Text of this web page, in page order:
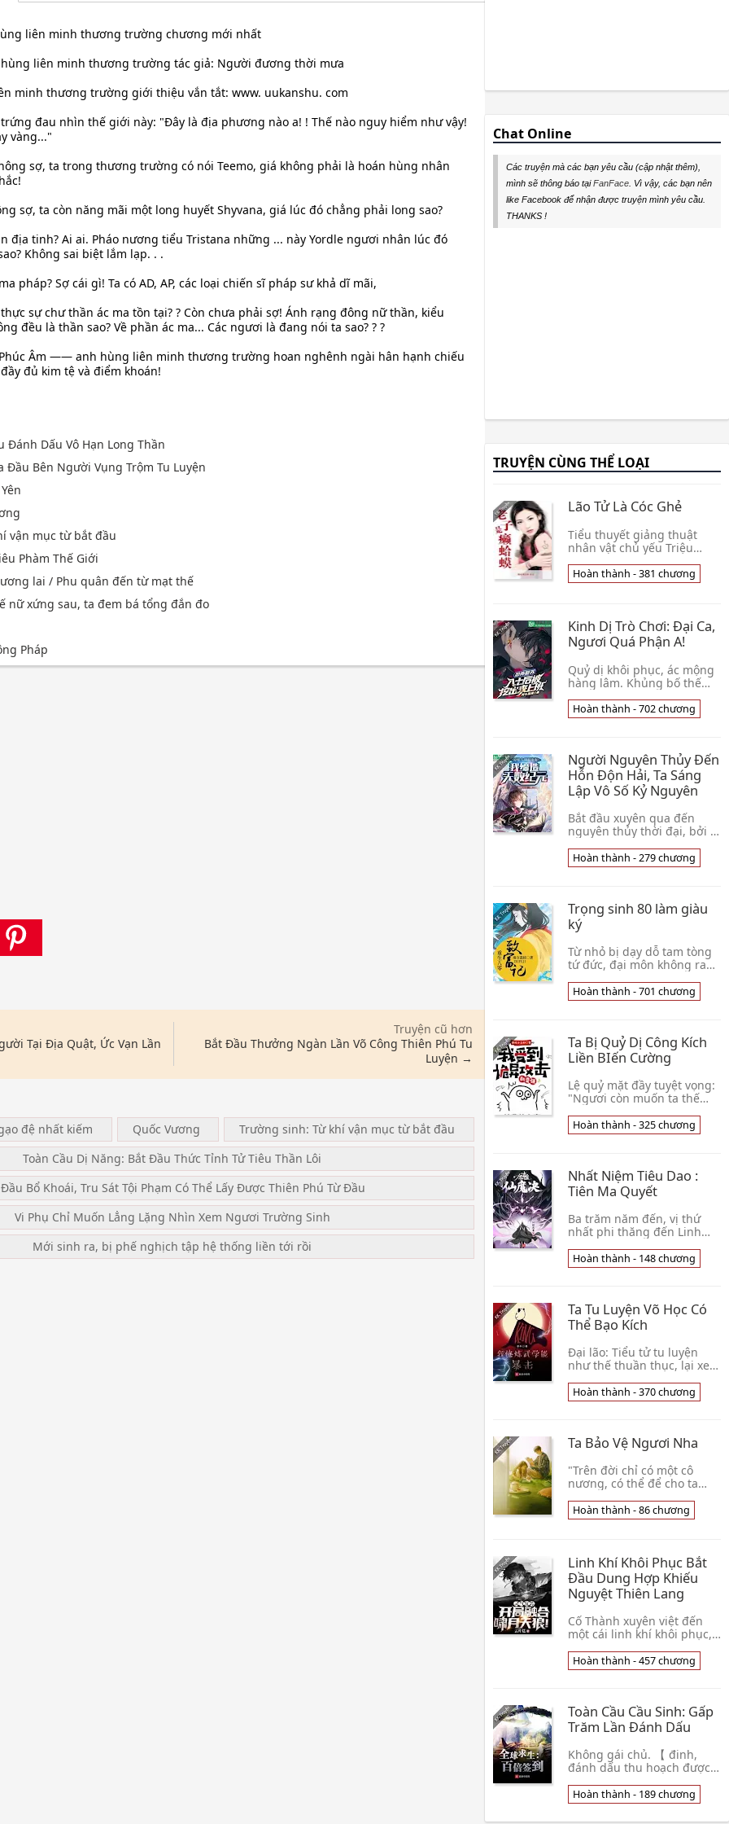
liên minh thương trường chương mới nhất
liên minh thương trường tác giả: Người đương thời mưa
minh thương trường giới thiệu vắn tắt: www. uukanshu. com
đau nhìn thế giới này: "Đây là địa phương nào a! ! Thế nào nguy hiểm như vậy!
vàng..."
sợ, ta trong thương trường có nói Teemo, giá không phải là hoán hùng nhân
sợ, ta còn năng mãi một long huyết Shyvana, giá lúc đó chẳng phải long sao?
địa tinh? Ai ai. Pháo nương tiểu Tristana những ... này Yordle ngươi nhân lúc đó
Không sai biệt lắm lạp. . .
pháp? Sợ cái gì! Ta có AD, AP, các loại chiến sĩ pháp sư khả dĩ mãi,
sự chư thần ác ma tồn tại? ? Còn chưa phải sợ! Ánh rạng đông nữ thần, kiểu
đều là thần sao? Về phần ác ma... Các ngươi là đang nói ta sao? ? ?
Âm —— anh hùng liên minh thương trường hoan nghênh ngài hân hạnh chiếu
đủ kim tệ và điểm khoán!
Đánh Dấu Vô Hạn Long Thần
Đầu Bên Người Vụng Trộm Tu Luyện
vận mục từ bắt đầu
Phàm Thế Giới
lai / Phu quân đến từ mạt thế
nữ xứng sau, ta đem bá tổng đắn đo
Pháp
Tại Địa Quật, Ức Vạn Lần
Truyện cũ hơn
Bắt Đầu Thưởng Ngàn Lần Võ Công Thiên Phú Tu
Luyện →
đệ nhất kiếm Quốc Vương
Trường sinh: Từ khí vận mục từ bắt đầu
Toàn Cầu Dị Năng: Bắt Đầu Thức Tỉnh Tử Tiêu Thần Lôi
Bổ Khoái, Tru Sát Tội Phạm Có Thể Lấy Được Thiên Phú Từ Đầu
Vi Phụ Chỉ Muốn Lẳng Lặng Nhìn Xem Ngươi Trường Sinh
Mới sinh ra, bị phế nghịch tập hệ thống liền tới rồi
Chat Online
Các truyện mà các bạn yêu cầu (cập nhật thêm),
mình sẽ thông báo tạiFanFace . Vì vậy, các bạn nên
like Facebook để nhận được truyện mình yêu cầu.
THANKS !
TRUYỆN CÙNG THỂ LOẠI
Lão Tử Là Cóc Ghẻ
Tiểu thuyết giảng thuật
nhân vật chủ yếu Triệu
Tám Lượng, phương bắc
đại nhà giàu mới nổi nhi tử,
Hoàn thành - 381 chương
Kinh Dị Trò Chơi: Đại Ca,
Ngươi Quá Phận A!
Quỷ dị khôi phục, ác mộng
hàng lâm. Khủng bố thế
thức xâm lấn toàn cầu. Làm
may mắn người chơi ở
Hoàn thành - 702 chương
Người Nguyên Thủy Đến
Hỗn Độn Hải, Ta Sáng
Lập Vô Số Kỷ Nguyên
Bắt đầu xuyên qua đến
nguyên thủy thời đại, bởi vì
thủ lĩnh cho rằng là tà ác
Vu sư, Couse sắp bị xử tử
Hoàn thành - 279 chương
Trọng sinh 80 làm giàu
ký
Từ nhỏ bị dạy dỗ tam tòng
tứ đức, đại môn không ra
học nữ hồng tô đại tiểu thư
còn không có tới kịp xuất
Hoàn thành - 701 chương
Ta Bị Quỷ Dị Công Kích
Liền BIến Cường
Lệ quỷ mặt đầy tuyệt vọng:
"Ngươi còn muốn ta thế
Từ Ngôn chỉ chỉ lồng ngực
của mình, "Đến, hướng ở
Hoàn thành - 325 chương
Nhất Niệm Tiêu Dao :
Tiên Ma Quyết
Ba trăm năm đến, vị thứ
nhất phi thăng đến Linh
Thanh Hư quan chưởng
môn đệ tử. Ân Vô Niệm đối
Hoàn thành - 148 chương
Ta Tu Luyện Võ Học Có
Thể Bạo Kích
Đại lão: Tiểu tử tu luyện
như thế thuần thục, lại xem
này chín thành Ngô Ngạn
Tổ có thể chống lại, xem ra
Hoàn thành - 370 chương
Ta Bảo Vệ Ngươi Nha
"Trên đời chỉ có một cô
nương, có thể để cho ta
nắm một đem AK, giấu
mười bổn giấy bất động
Hoàn thành - 86 chương
Linh Khí Khôi Phục Bắt
Đầu Dung Hợp Khiếu
Nguyệt Thiên Lang
Cố Thành xuyên việt đến
một cái linh khí khôi phục,
giới. Ở chỗ này, nhân loại
đã thức tỉnh có thể dung
Hoàn thành - 457 chương
Toàn Cầu Cầu Sinh: Gấp
Trăm Lần Đánh Dấu
Không gái chủ. 【 đinh,
đánh dấu thu hoạch được
lần thiên phú đã phát
động, chúc mừng người
chơi thu hoạch được đồn👦
Hoàn thành - 189 chương